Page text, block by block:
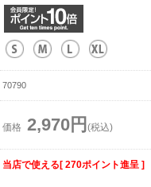
70790
価格 2,970円 (税込)
当店で使える[ 270ポイント進呈 ]